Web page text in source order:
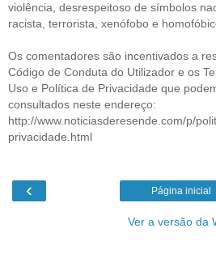
violência, desrespeitoso de símbolos
racista, terrorista, xenófobo e
Os comentadores são incentivados a
Código de Conduta do Utilizador e os
Uso e Política de Privacidade que
consultados neste endereço:
http://www.noticiasderesende.com/p/
privacidade.html
‹ Página inicial
Ver a versão da